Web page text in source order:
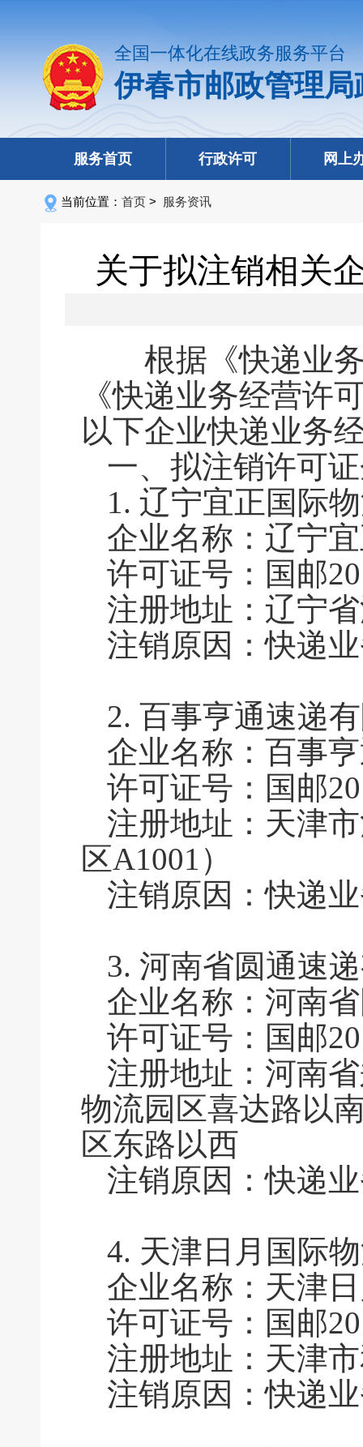
全国一体化在线政务服务平台
伊春市邮政管理
服务首页 行政许可 网上
当前位置： 首页 > 服务资讯
关于拟注销相关
根据《快递业务
《快递业务经营许
以下企业快递业务
一、拟注销许可
1. 辽宁宜正国际
企业名称：辽宁
许可证号：国邮
注册地址：辽宁
注销原因：快递
2. 百事亨通速递
企业名称：百事
许可证号：国邮
注册地址：天津
区A1001）
注销原因：快递
3. 河南省圆通速
企业名称：河南
许可证号：国邮
注册地址：河南
物流园区喜达路以
区东路以西
注销原因：快递
4. 天津日月国际
企业名称：天津
许可证号：国邮
注册地址：天津
注销原因：快递